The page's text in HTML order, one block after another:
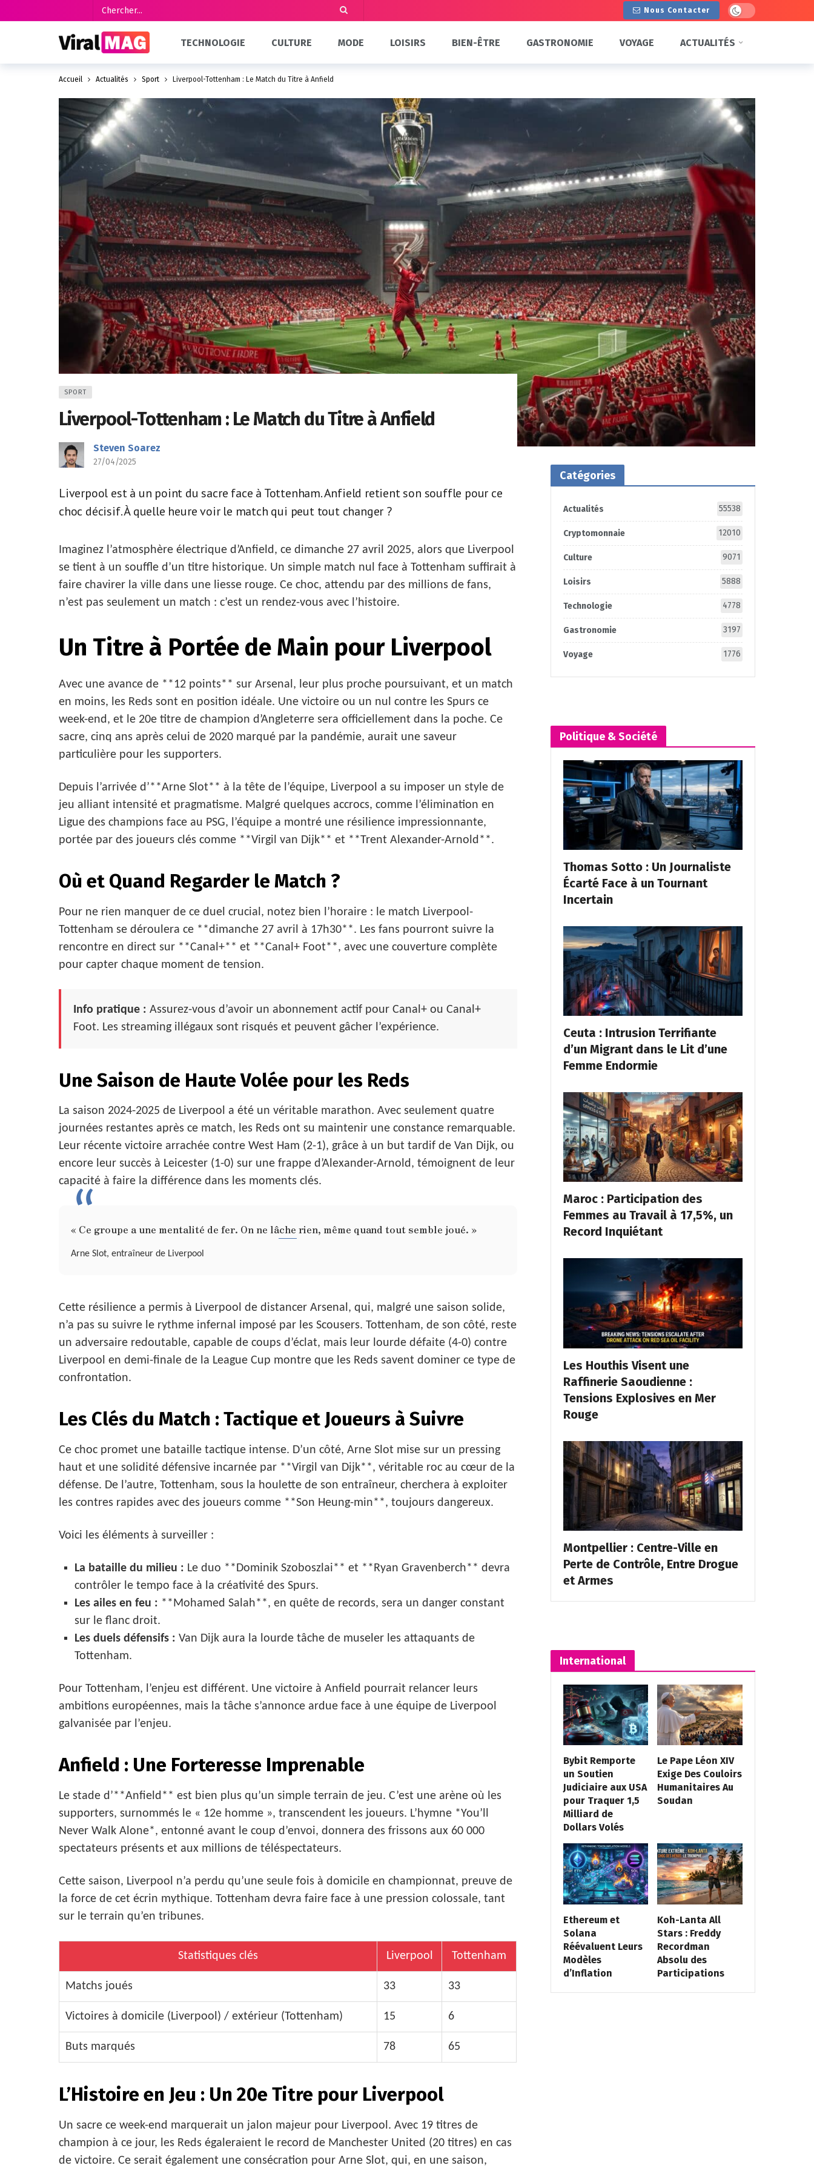
Nous Contacter Dark mode
TECHNOLOGIE CULTURE MODE LOISIRS BIEN-ÊTRE GASTRONOMIE VOYAGE ACTUALITÉS
Accueil Actualités Sport Liverpool-Tottenham : Le Match du Titre à Anfield
SPORT
Liverpool-Tottenham : Le Match du Titre à Anfield
Steven Soarez
27/04/2025
Liverpool est à un point du sacre face à Tottenham. Anfield retient son souffle pour ce
choc décisif. À quelle heure voir le match qui peut tout changer ?
Imaginez l’atmosphère électrique d’Anfield, ce dimanche 27 avril 2025, alors que Liverpool
se tient à un souffle d’un titre historique. Un simple match nul face à Tottenham suffirait à
faire chavirer la ville dans une liesse rouge. Ce choc, attendu par des millions de fans,
n’est pas seulement un match : c’est un rendez-vous avec l’histoire.
Un Titre à Portée de Main pour Liverpool
Avec une avance de **12 points** sur Arsenal, leur plus proche poursuivant, et un match
en moins, les Reds sont en position idéale. Une victoire ou un nul contre les Spurs ce
week-end, et le 20e titre de champion d’Angleterre sera officiellement dans la poche. Ce
sacre, cinq ans après celui de 2020 marqué par la pandémie, aurait une saveur
particulière pour les supporters.
Depuis l’arrivée d’**Arne Slot** à la tête de l’équipe, Liverpool a su imposer un style de
jeu alliant intensité et pragmatisme. Malgré quelques accrocs, comme l’élimination en
Ligue des champions face au PSG, l’équipe a montré une résilience impressionnante,
portée par des joueurs clés comme **Virgil van Dijk** et **Trent Alexander-Arnold**.
Où et Quand Regarder le Match ?
Pour ne rien manquer de ce duel crucial, notez bien l’horaire : le match Liverpool-
Tottenham se déroulera ce **dimanche 27 avril à 17h30**. Les fans pourront suivre la
rencontre en direct sur **Canal+** et **Canal+ Foot**, avec une couverture complète
pour capter chaque moment de tension.
Info pratique : Assurez-vous d’avoir un abonnement actif pour Canal+ ou Canal+
Foot. Les streaming illégaux sont risqués et peuvent gâcher l’expérience.
Une Saison de Haute Volée pour les Reds
La saison 2024-2025 de Liverpool a été un véritable marathon. Avec seulement quatre
journées restantes après ce match, les Reds ont su maintenir une constance remarquable.
Leur récente victoire arrachée contre West Ham (2-1), grâce à un but tardif de Van Dijk, ou
encore leur succès à Leicester (1-0) sur une frappe d’Alexander-Arnold, témoignent de leur
capacité à faire la différence dans les moments clés.
« Ce groupe a une mentalité de fer. On ne lâche rien, même quand tout semble joué. »
Arne Slot, entraîneur de Liverpool
Cette résilience a permis à Liverpool de distancer Arsenal, qui, malgré une saison solide,
n’a pas su suivre le rythme infernal imposé par les Scousers. Tottenham, de son côté, reste
un adversaire redoutable, capable de coups d’éclat, mais leur lourde défaite (4-0) contre
Liverpool en demi-finale de la League Cup montre que les Reds savent dominer ce type de
confrontation.
Les Clés du Match : Tactique et Joueurs à Suivre
Ce choc promet une bataille tactique intense. D’un côté, Arne Slot mise sur un pressing
haut et une solidité défensive incarnée par **Virgil van Dijk**, véritable roc au cœur de la
défense. De l’autre, Tottenham, sous la houlette de son entraîneur, cherchera à exploiter
les contres rapides avec des joueurs comme **Son Heung-min**, toujours dangereux.
Voici les éléments à surveiller :
La bataille du milieu : Le duo **Dominik Szoboszlai** et **Ryan Gravenberch** devra
contrôler le tempo face à la créativité des Spurs.
Les ailes en feu : **Mohamed Salah**, en quête de records, sera un danger constant
sur le flanc droit.
Les duels défensifs : Van Dijk aura la lourde tâche de museler les attaquants de
Tottenham.
Pour Tottenham, l’enjeu est différent. Une victoire à Anfield pourrait relancer leurs
ambitions européennes, mais la tâche s’annonce ardue face à une équipe de Liverpool
galvanisée par l’enjeu.
Anfield : Une Forteresse Imprenable
Le stade d’**Anfield** est bien plus qu’un simple terrain de jeu. C’est une arène où les
supporters, surnommés le « 12e homme », transcendent les joueurs. L’hymne *You’ll
Never Walk Alone*, entonné avant le coup d’envoi, donnera des frissons aux 60 000
spectateurs présents et aux millions de téléspectateurs.
Cette saison, Liverpool n’a perdu qu’une seule fois à domicile en championnat, preuve de
la force de cet écrin mythique. Tottenham devra faire face à une pression colossale, tant
sur le terrain qu’en tribunes.
Statistiques clés Liverpool Tottenham
Matchs joués 33 33
Victoires à domicile (Liverpool) / extérieur (Tottenham) 15 6
Buts marqués 78 65
L’Histoire en Jeu : Un 20e Titre pour Liverpool
Un sacre ce week-end marquerait un jalon majeur pour Liverpool. Avec 19 titres de
champion à ce jour, les Reds égaleraient le record de Manchester United (20 titres) en cas
de victoire. Ce serait également une consécration pour Arne Slot, qui, en une saison,
Catégories
Actualités 55538
Cryptomonnaie 12010
Culture 9071
Loisirs 5888
Technologie 4778
Gastronomie 3197
Voyage 1776
Politique & Société
Thomas Sotto : Un Journaliste
Écarté Face à un Tournant
Incertain
Ceuta : Intrusion Terrifiante
d’un Migrant dans le Lit d’une
Femme Endormie
Maroc : Participation des
Femmes au Travail à 17,5%, un
Record Inquiétant
Les Houthis Visent une
Raffinerie Saoudienne :
Tensions Explosives en Mer
Rouge
Montpellier : Centre-Ville en
Perte de Contrôle, Entre Drogue
et Armes
International
Bybit Remporte
un Soutien
Judiciaire aux USA
pour Traquer 1,5
Milliard de
Dollars Volés
Le Pape Léon XIV
Exige Des Couloirs
Humanitaires Au
Soudan
Ethereum et
Solana
Réévaluent Leurs
Modèles
d’Inflation
Koh-Lanta All
Stars : Freddy
Recordman
Absolu des
Participations